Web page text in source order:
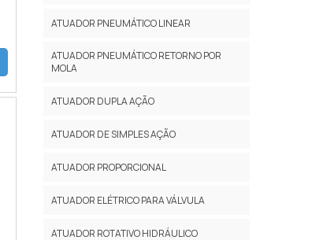
ATUADOR PNEUMÁTICO LINEAR
ATUADOR PNEUMÁTICO RETORNO POR
MOLA
ATUADOR DUPLA AÇÃO
ATUADOR DE SIMPLES AÇÃO
ATUADOR PROPORCIONAL
ATUADOR ELÉTRICO PARA VÁLVULA
ATUADOR ROTATIVO HIDRÁULICO